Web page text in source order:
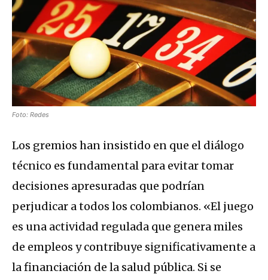
Foto: Redes
Los gremios han insistido en que el diálogo
técnico es fundamental para evitar tomar
decisiones apresuradas que podrían
perjudicar a todos los colombianos. «El juego
es una actividad regulada que genera miles
de empleos y contribuye significativamente a
la financiación de la salud pública. Si se